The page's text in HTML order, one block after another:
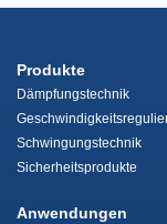
Produkte
Dämpfungstechnik
Schwingungstechnik
Sicherheitsprodukte
Anwendungen